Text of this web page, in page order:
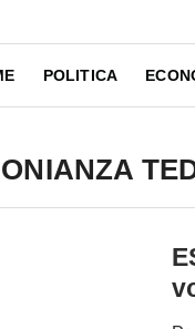
POLITICA